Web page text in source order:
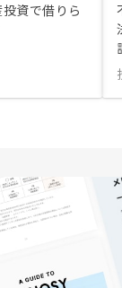
資で借りら